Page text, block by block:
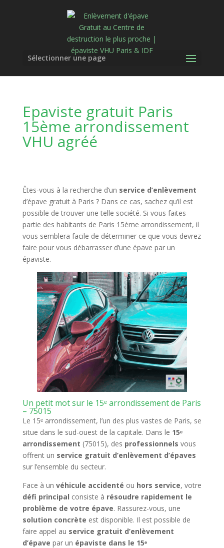
Sélectionner une page
Epaviste gratuit Paris
15ème arrondissement
VHU agréé
Êtes-vous à la recherche d’un service d’enlèvement
d’épave gratuit à Paris ? Dans ce cas, sachez qu’il est
possible de trouver une telle société. Si vous faites
partie des habitants de Paris 15ème arrondissement, il
vous semblera facile de déterminer ce que vous devrez
faire pour vous débarrasser d’une épave par un
épaviste.
Un petit mot sur le 15ᵉ arrondissement de Paris
– 75015
Le 15ᵉ arrondissement, l’un des plus vastes de Paris, se
situe dans le sud-ouest de la capitale. Dans le 15ᵉ
arrondissement (75015), des professionnels vous
offrent un service gratuit d’enlèvement d’épaves
sur l’ensemble du secteur.
Face à un véhicule accidenté ou hors service, votre
défi principal consiste à résoudre rapidement le
problème de votre épave. Rassurez-vous, une
solution concrète est disponible. Il est possible de
faire appel au service gratuit d’enlèvement
d’épave par un épaviste dans le 15ᵉ